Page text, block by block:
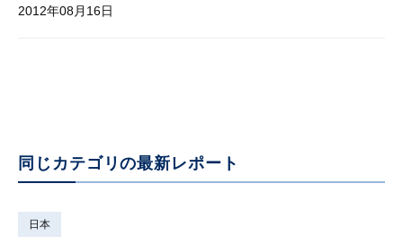
2012年08月16日
同じカテゴリの最新レポート
日本